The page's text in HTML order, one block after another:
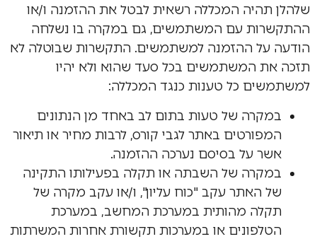
שלהלן תהיה המכללה רשאית לבטל את ההזמנה ו/או
ההתקשרות עם המשתמשים, גם במקרה בו נשלחה
הודעה על ההזמנה למשתמשים. התקשרות שבוטלה לא
תזכה את המשתמשים בכל סעד שהוא ולא יהיו
למשתמשים כל טענות כנגד המכללה:
במקרה של טעות בתום לב באחד מן הנתונים
המפורטים באתר לגבי קורס, לרבות מחיר או תיאור
אשר על בסיסם נערכה ההזמנה.
במקרה של השבתה או תקלה בפעילותו התקינה
של האתר עקב "כוח עליון", ו/או עקב מקרה של
תקלה מהותית במערכת המחשב, במערכת
הטלפונים או במערכות תקשורת אחרות המשרתות